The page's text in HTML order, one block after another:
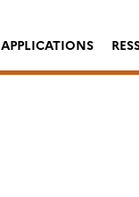
APPLICATIONS